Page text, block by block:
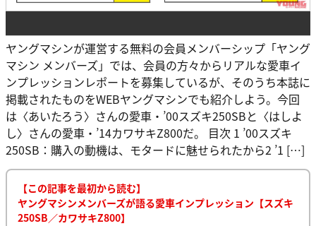
ヤングマシンが運営する無料の会員メンバーシップ「ヤング
マシン メンバーズ」では、会員の方々からリアルな愛車イ
ンプレッションレポートを募集しているが、そのうち本誌に
掲載されたものをWEBヤングマシンでも紹介しよう。今回
は〈あいたろう〉さんの愛車・’00スズキ250SBと〈はしよ
し〉さんの愛車・’14カワサキZ800だ。 目次 1 ’00スズキ
250SB：購入の動機は、モタードに魅せられたから2 ’1 […]
【この記事を最初から読む】
ヤングマシンメンバーズが語る愛車インプレッション【スズキ
250SB／カワサキZ800】